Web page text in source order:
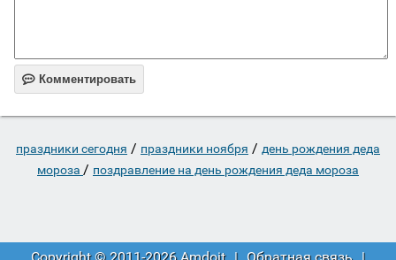
 Комментировать
праздники сегодня / праздники ноября / день рождения деда
мороза / поздравление на день рождения деда мороза